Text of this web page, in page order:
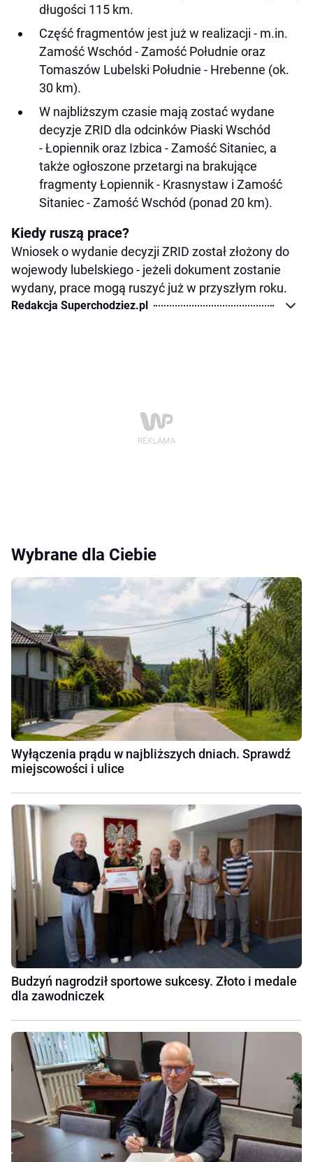
długości 115 km.
Część fragmentów jest już w realizacji - m.in.
Zamość Wschód - Zamość Południe oraz
Tomaszów Lubelski Południe - Hrebenne (ok.
30 km).
W najbliższym czasie mają zostać wydane
decyzje ZRID dla odcinków Piaski Wschód
- Łopiennik oraz Izbica - Zamość Sitaniec, a
także ogłoszone przetargi na brakujące
fragmenty Łopiennik - Krasnystaw i Zamość
Sitaniec - Zamość Wschód (ponad 20 km).
Kiedy ruszą prace?
Wniosek o wydanie decyzji ZRID został złożony do
wojewody lubelskiego - jeżeli dokument zostanie
wydany, prace mogą ruszyć już w przyszłym roku.
Redakcja Superchodziez.pl
Wybrane dla Ciebie
Wyłączenia prądu w najbliższych dniach. Sprawdź
miejscowości i ulice
Budzyń nagrodził sportowe sukcesy. Złoto i medale
dla zawodniczek